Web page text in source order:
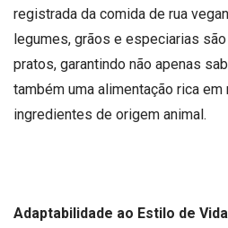
registrada da comida de rua
legumes, grãos e especiarias
pratos, garantindo não apenas
também uma alimentação rica
ingredientes de origem animal.
Adaptabilidade ao Estilo de